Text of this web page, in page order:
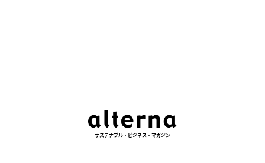
サステナブル・ビジネス・マガジン